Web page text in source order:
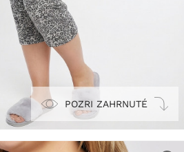
POZRI ZAHRNUTÉ